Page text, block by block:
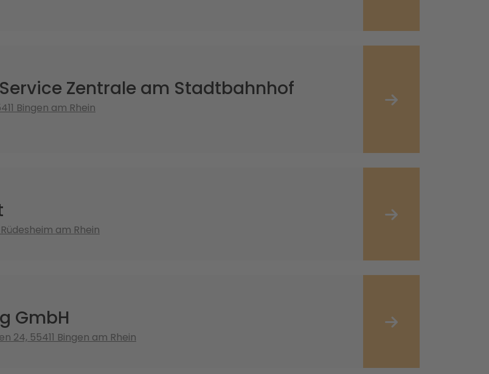
Zentrale am Stadtbahnhof
Bingen am Rhein
am Rhein
GmbH
24, 55411 Bingen am Rhein